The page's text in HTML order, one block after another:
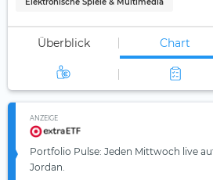
Elektronische Spiele & Multimedia
Überblick Chart
ANZEIGE
Portfolio Pulse: Jeden Mittwoch live
Jordan.